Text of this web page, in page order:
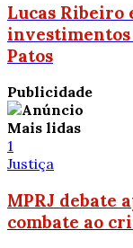
Lucas Ribeiro
investimentos
Patos
Publicidade
Mais lidas
1
Justiça
MPRJ debate
combate ao